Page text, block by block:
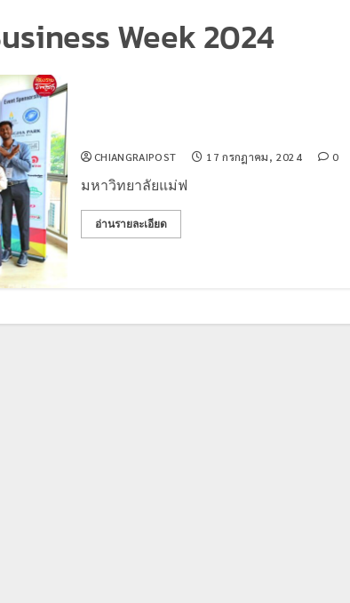
Week 2024
CHIANGRAIPOST 17 กรกฎาคม, 2024 0
มหาวิทยาลัยแม่ฟ
อ่านรายละเอียด